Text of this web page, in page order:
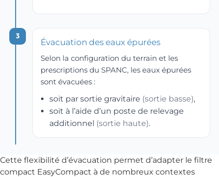
se est
éviden
approc
humai
ne
met
immé
ment
en
3
Évacuation des eaux épurées
Selon la configuration du terrain et les
prescriptions du SPANC, les eaux épurées
sont évacuées :
soit par sortie gravitaire (sortie basse),
soit à l’aide d’un poste de relevage
additionnel (sortie haute).
Cette flexibilité d’évacuation permet d’adapter le filtre
compact EasyCompact à de nombreux contextes